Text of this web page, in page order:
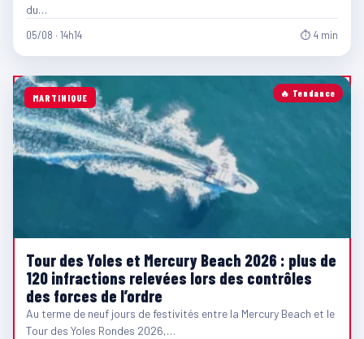
du…
05/08 · 14h14 ⏱ 4 min
🔥 Tendance
MARTINIQUE
Tour des Yoles et Mercury Beach 2026 : plus de
120 infractions relevées lors des contrôles
des forces de l’ordre
Au terme de neuf jours de festivités entre la Mercury Beach et le
Tour des Yoles Rondes 2026,…